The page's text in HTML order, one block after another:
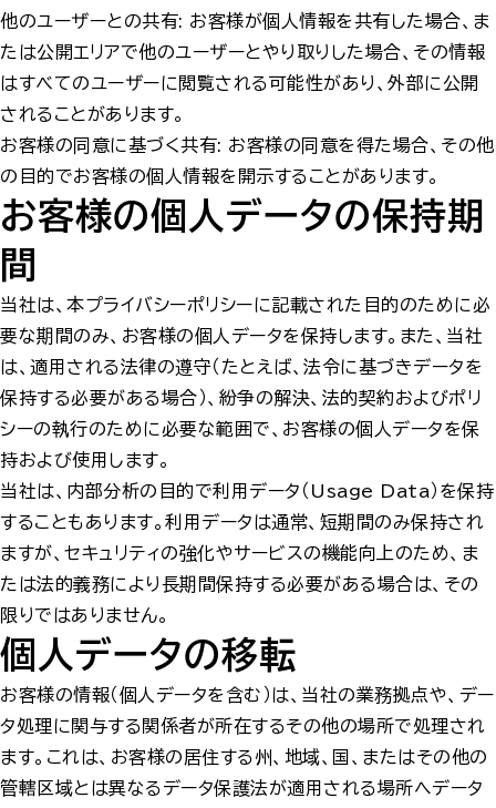
他のユーザーとの共有: お客様が個人情報を共有した場合、ま
たは公開エリアで他のユーザーとやり取りした場合、その情報
はすべてのユーザーに閲覧される可能性があり、外部に公開
されることがあります。
お客様の同意に基づく共有: お客様の同意を得た場合、その他
の目的でお客様の個人情報を開示することがあります。
お客様の個人データの保持期
間
当社は、本プライバシーポリシーに記載された目的のために必
要な期間のみ、お客様の個人データを保持します。また、当社
は、適用される法律の遵守（たとえば、法令に基づきデータを
保持する必要がある場合）、紛争の解決、法的契約およびポリ
シーの執行のために必要な範囲で、お客様の個人データを保
持および使用します。
当社は、内部分析の目的で利用データ（Usage Data）を保持
することもあります。利用データは通常、短期間のみ保持され
ますが、セキュリティの強化やサービスの機能向上のため、ま
たは法的義務により長期間保持する必要がある場合は、その
限りではありません。
個人データの移転
お客様の情報（個人データを含む）は、当社の業務拠点や、デー
タ処理に関与する関係者が所在するその他の場所で処理され
ます。これは、お客様の居住する州、地域、国、またはその他の
管轄区域とは異なるデータ保護法が適用される場所へデータ